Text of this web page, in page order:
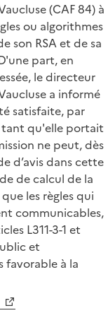
(CAF 84) à
ou algorithmes
son RSA et de sa
part, en
le directeur
a informé
satisfaite, par
tant qu'elle portait
ne peut, dès
d’avis dans cette
de calcul de la
les règles qui
communicables,
L311-3-1 et
et
favorable à la